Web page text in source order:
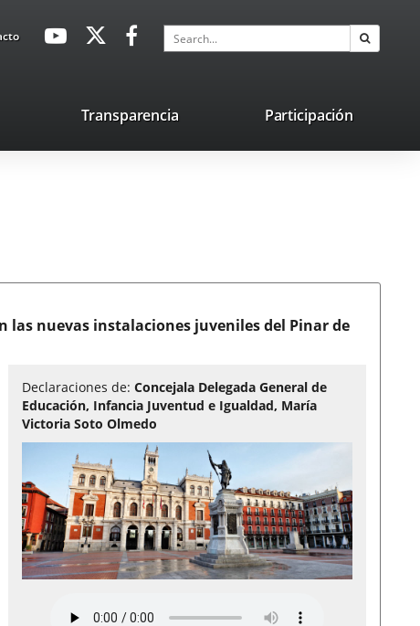
avaHeaderSocial
Link
Link
application.
application.
Search
Transparencia Participación
nuevas instalaciones juveniles del Pinar de
Declaraciones de:Concejala Delegada General de
Educación, Infancia Juventud e Igualdad, María
Victoria Soto Olmedo